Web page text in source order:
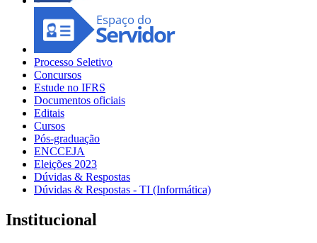
Processo Seletivo
Concursos
Estude no IFRS
Documentos oficiais
Editais
Cursos
Pós-graduação
ENCCEJA
Eleições 2023
Dúvidas & Respostas
Dúvidas & Respostas - TI (Informática)
Institucional